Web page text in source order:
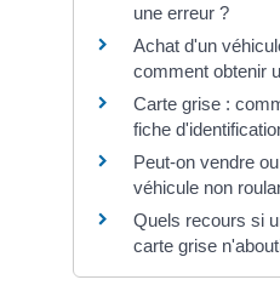
une erreur ?
Achat d'un
comment obtenir
Carte grise :
fiche
Peut-on vendre
véhicule non
Quels recours si
carte grise